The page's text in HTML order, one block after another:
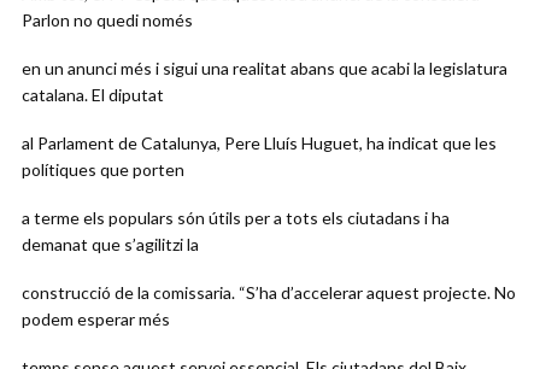
Parlon no quedi només
en un anunci més i sigui una realitat abans que acabi la legislatura
catalana. El diputat
al Parlament de Catalunya, Pere Lluís Huguet, ha indicat que les
polítiques que porten
a terme els populars són útils per a tots els ciutadans i ha
demanat que s’agilitzi la
construcció de la comissaria. “S’ha d’accelerar aquest projecte. No
podem esperar més